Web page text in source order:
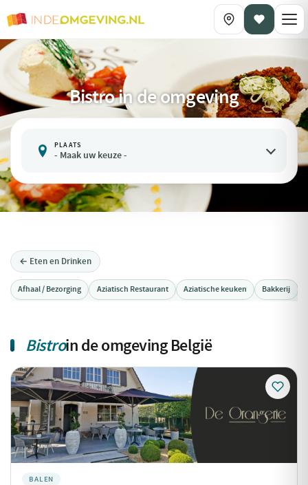
Bistro in de omgeving
 PLAATS
- Maak uw keuze -
← Eten en Drinken
Afhaal / Bezorging Aziatisch Restaurant Aziatische keuken Bakkerij
Bistroin de omgeving België
BALEN